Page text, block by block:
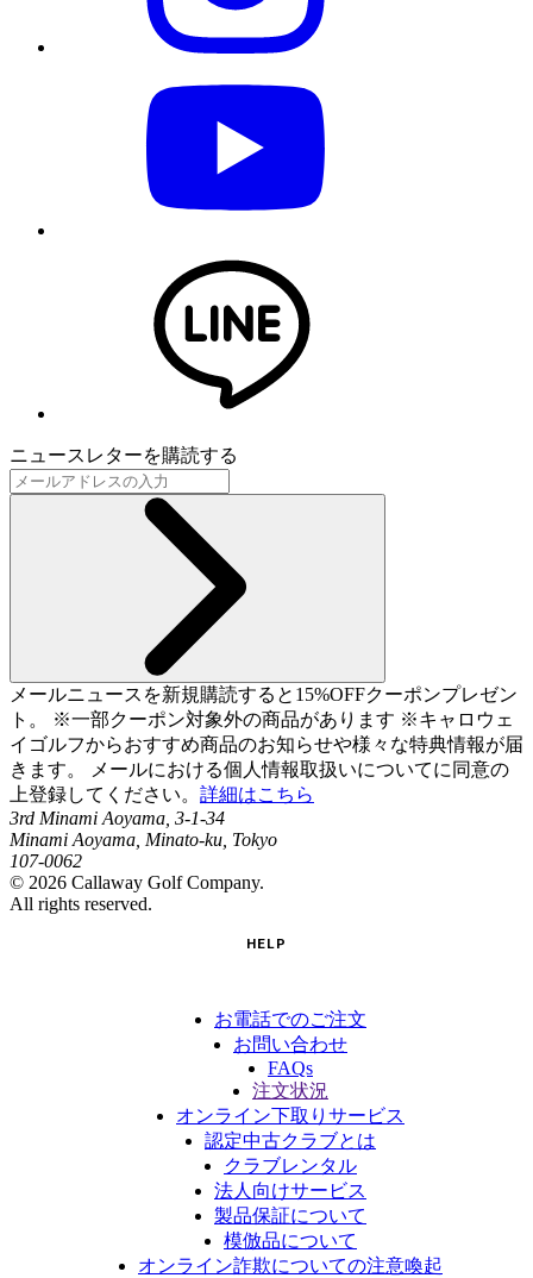
ニュースレターを購読する
メールニュースを新規購読すると15%OFFクーポンプレゼン
ト。 ※一部クーポン対象外の商品があります ※キャロウェ
イゴルフからおすすめ商品のお知らせや様々な特典情報が届
きます。 メールにおける個人情報取扱いについてに同意の
上登録してください。 詳細はこちら
3rd Minami Aoyama, 3-1-34
Minami Aoyama, Minato-ku, Tokyo
107-0062
© 2026 Callaway Golf Company.
All rights reserved.
HELP
お電話でのご注文
お問い合わせ
FAQs
注文状況
オンライン下取りサービス
認定中古クラブとは
クラブレンタル
法人向けサービス
製品保証について
模倣品について
オンライン詐欺についての注意喚起